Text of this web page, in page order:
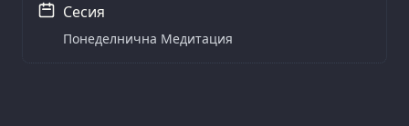
Сесия
Понеделнична Медитация